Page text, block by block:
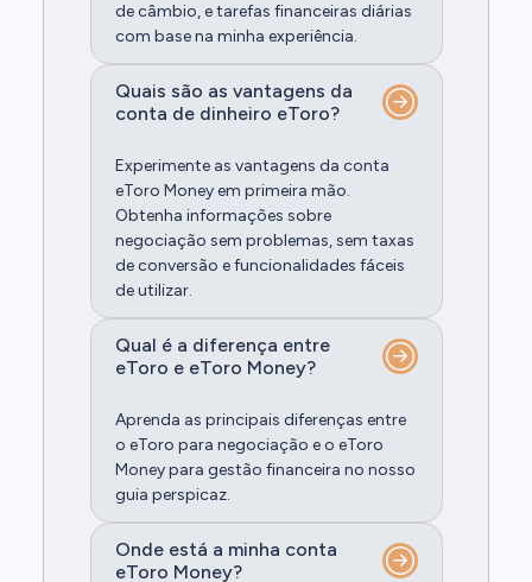
de câmbio, e tarefas financeiras diárias
com base na minha experiência.
Quais são as vantagens da
conta de dinheiro eToro?
Experimente as vantagens da conta
eToro Money em primeira mão.
Obtenha informações sobre
negociação sem problemas, sem taxas
de conversão e funcionalidades fáceis
de utilizar.
Qual é a diferença entre
eToro e eToro Money?
Aprenda as principais diferenças entre
o eToro para negociação e o eToro
Money para gestão financeira no nosso
guia perspicaz.
Onde está a minha conta
eToro Money?